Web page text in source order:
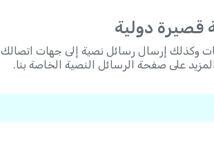
قصيرة دولية
وكذلك إرسال رسائل نصية إلى جهات اتصالك
على صفحة الرسائل النصية الخاصة بنا.